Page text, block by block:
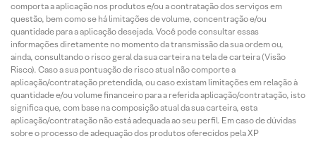
comporta a aplicação nos produtos e/ou a contratação dos serviços em
questão, bem como se há limitações de volume, concentração e/ou
quantidade para a aplicação desejada. Você pode consultar essas
informações diretamente no momento da transmissão da sua ordem ou,
ainda, consultando o risco geral da sua carteira na tela de carteira (Visão
Risco). Caso a sua pontuação de risco atual não comporte a
aplicação/contratação pretendida, ou caso existam limitações em relação à
quantidade e/ou volume financeiro para a referida aplicação/contratação, isto
significa que, com base na composição atual da sua carteira, esta
aplicação/contratação não está adequada ao seu perfil. Em caso de dúvidas
sobre o processo de adequação dos produtos oferecidos pela XP